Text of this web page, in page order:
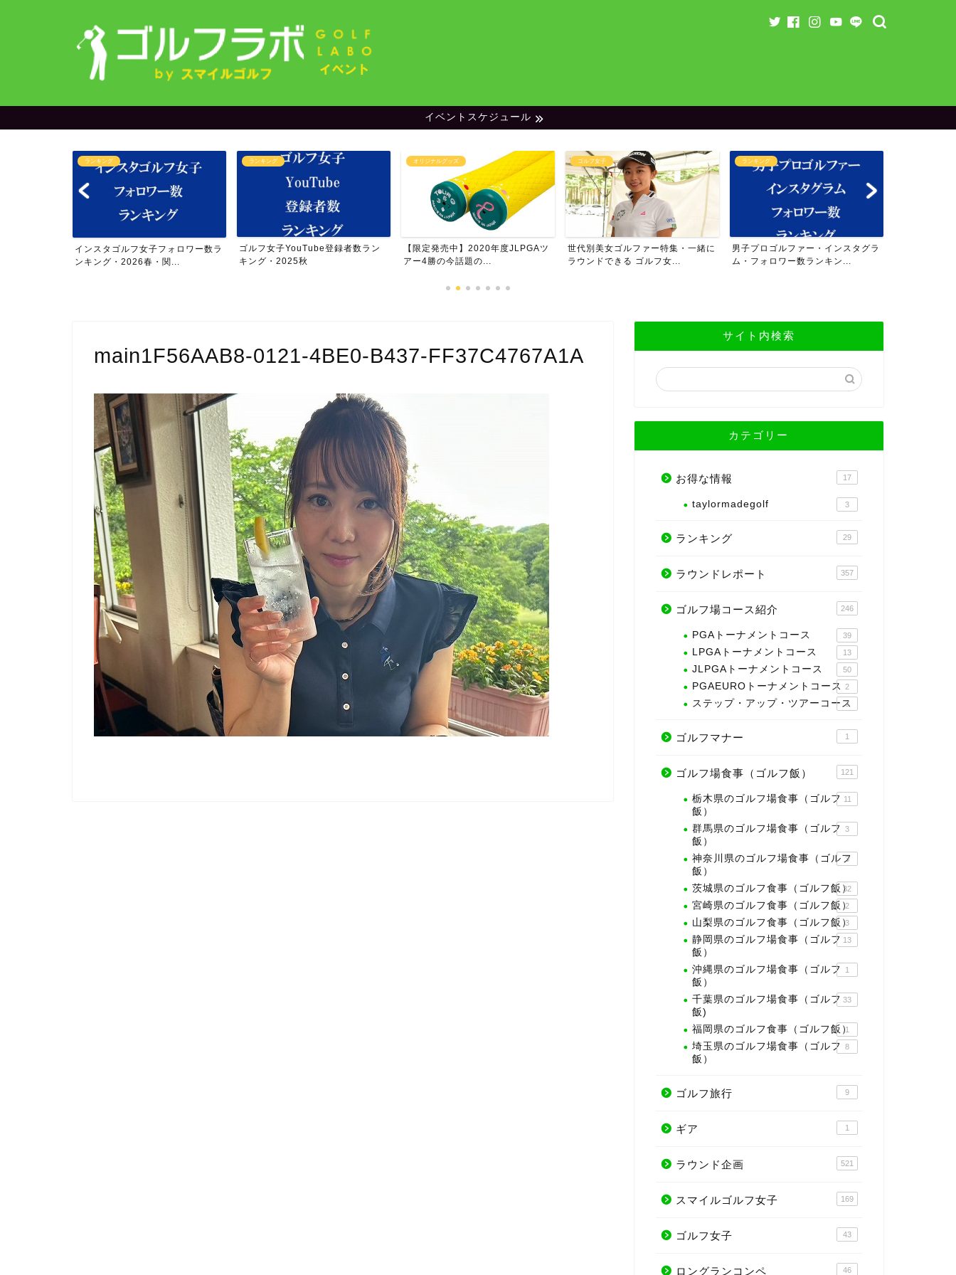
イベントスケジュール
ランキング
インスタゴルフ女子フォロワー数ラ
ンキング・2026春・関...
ランキング
ゴルフ女子YouTube登録者数ラン
キング・2025秋
オリジナルグッズ
【限定発売中】2020年度JLPGAツ
アー4勝の今話題の...
ゴルフ女子
世代別美女ゴルファー特集・一緒に
ラウンドできる ゴルフ女...
ランキング
男子プロゴルファー・インスタグラ
ム・フォロワー数ランキン...
main1F56AAB8-0121-4BE0-B437-FF37C4767A1A
サイト内検索
カテゴリー
お得な情報 17
taylormadegolf 3
ランキング 29
ラウンドレポート 357
ゴルフ場コース紹介 246
PGAトーナメントコース 39
LPGAトーナメントコース 13
JLPGAトーナメントコース 50
PGAEUROトーナメントコース 2
ステップ・アップ・ツアーコース
3
ゴルフマナー 1
ゴルフ場食事（ゴルフ飯） 121
栃木県のゴルフ場食事（ゴルフ
飯）
11
群馬県のゴルフ場食事（ゴルフ
飯）
3
神奈川県のゴルフ場食事（ゴルフ
飯）
3
茨城県のゴルフ食事（ゴルフ飯）
32
宮崎県のゴルフ食事（ゴルフ飯）
2
山梨県のゴルフ食事（ゴルフ飯）
3
静岡県のゴルフ場食事（ゴルフ
飯）
13
沖縄県のゴルフ場食事（ゴルフ
飯）
1
千葉県のゴルフ場食事（ゴルフ
飯)
33
福岡県のゴルフ食事（ゴルフ飯）1
埼玉県のゴルフ場食事（ゴルフ
飯）
8
ゴルフ旅行 9
ギア 1
ラウンド企画 521
スマイルゴルフ女子 169
ゴルフ女子 43
ロングランコンペ 46